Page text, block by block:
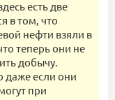
есть две
в том, что
нефти взяли в
теперь они не
добычу.
даже если они
при